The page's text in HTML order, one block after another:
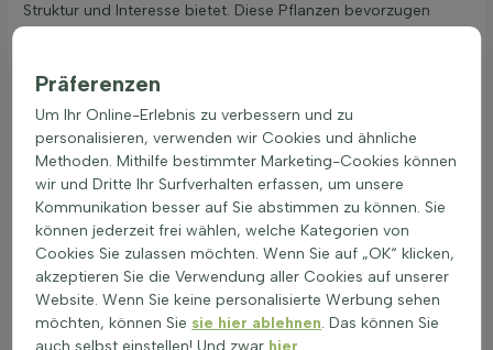
Struktur und Interesse bietet. Diese Pflanzen bevorzugen
gut wachsen. Für Gärtner, die Rhododendron kaufen
Bodenbedingungen zu berücksichtigen, um beste Ergebnisse
zu erzielen. Mit der richtigen Pflege kann Rhododendron eine
wertvolle Ergänzung für jeden Garten sein.
Rhododendron stilvoll kombinieren –
Farbharmonie und Kontraste
Rhododendron ist eine ausgezeichnete Wahl für
säureliebende Gärten und schattige Beete. Diese Pflanze
kann stilvoll mit anderen immergrünen Sträuchern wie Pieris
und Skimmia kombiniert werden. Durch die Kombination von
Präferenzen
Um Ihr Online-Erlebnis zu verbessern und zu
personalisieren, verwenden wir Cookies und ähnliche
Methoden. Mithilfe bestimmter Marketing-Cookies können
wir und Dritte Ihr Surfverhalten erfassen, um unsere
Kommunikation besser auf Sie abstimmen zu können. Sie
können jederzeit frei wählen, welche Kategorien von
Cookies Sie zulassen möchten. Wenn Sie auf „OK“ klicken,
akzeptieren Sie die Verwendung aller Cookies auf unserer
Website. Wenn Sie keine personalisierte Werbung sehen
möchten, können Sie sie hier ablehnen. Das können Sie
auch selbst einstellen! Und zwar hier